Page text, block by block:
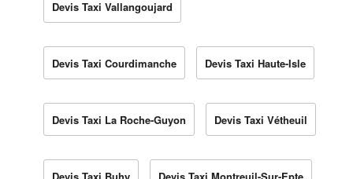
Devis Taxi Vallangoujard
Devis Taxi Courdimanche Devis Taxi Haute-Isle
Devis Taxi La Roche-Guyon Devis Taxi Vétheuil